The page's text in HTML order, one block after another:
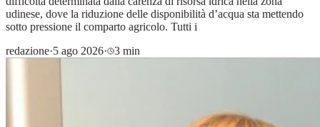
udinese, dove la riduzione delle disponibilità d’acqua sta mettendo
sotto pressione il comparto agricolo. Tutti i
redazione·5 ago 2026· 3 min